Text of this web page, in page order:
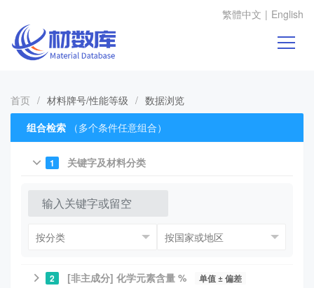
繁體中文 | English
首页 / 材料牌号/性能等级 / 数据浏览
组合检索
（多个条件任意组合）
1 关键字及材料分类
2 [非主成分] 化学元素含量 % 单值 ± 偏差